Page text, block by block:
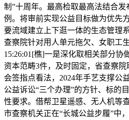
制”十周年。最高检取最高法结合
例。将审前实现公益目标做为优先
要流域建立上下逛一体的生态管理
查察院针对用人单元拖欠、女职工
15:26:01[樵]一是深化取相关部分协
资本范畴3件，及时固定，省查察
会签指点看法，2024年手艺支撑公
公益诉讼“三个办理”的方针、标的
性要求。借帮卫星遥感、无人机等
市查察机关正在“长城公益步履”中